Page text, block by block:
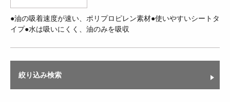
●油の吸着速度が速い、ポリプロピレン素材●使いやすいシートタ
イプ●水は吸いにくく、油のみを吸収
絞り込み検索